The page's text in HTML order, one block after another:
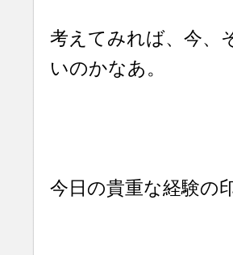
考えてみれば、今、
いのかなあ。
今日の貴重な経験の